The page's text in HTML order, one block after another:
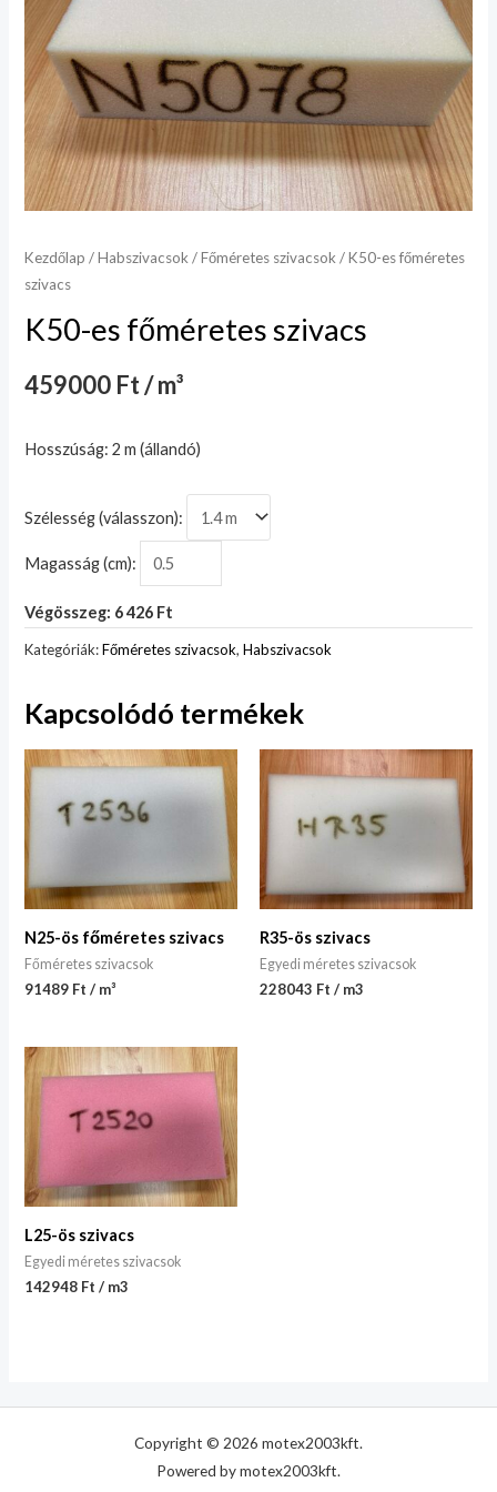
Kezdőlap /Habszivacsok /Főméretes szivacsok / K50-es főméretes
szivacs
K50-es főméretes szivacs
459000 Ft / m³
Hosszúság: 2 m (állandó)
Szélesség (válasszon):
Magasság (cm):
Végösszeg: 6 426 Ft
Kategóriák:Főméretes szivacsok,Habszivacsok
Kapcsolódó termékek
N25-ös főméretes szivacs
Főméretes szivacsok
91489 Ft / m³
R35-ös szivacs
Egyedi méretes szivacsok
228043 Ft / m3
L25-ös szivacs
Egyedi méretes szivacsok
142948 Ft / m3
Copyright © 2026 motex2003kft.
Powered by motex2003kft.